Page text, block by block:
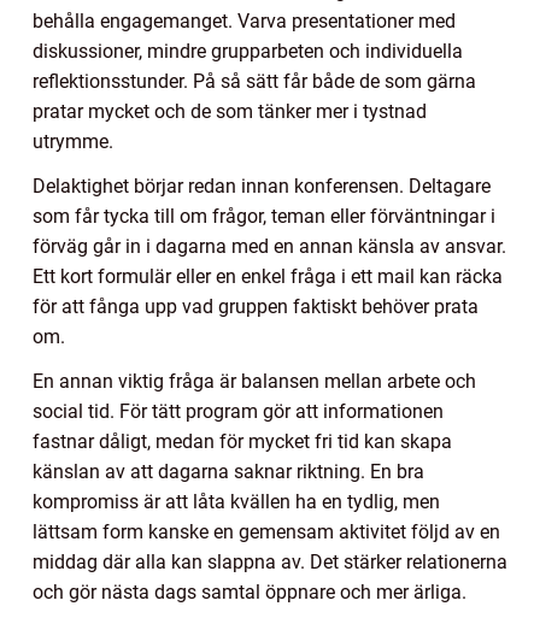
behålla engagemanget. Varva presentationer med
diskussioner, mindre grupparbeten och individuella
reflektionsstunder. På så sätt får både de som gärna
pratar mycket och de som tänker mer i tystnad
utrymme.
Delaktighet börjar redan innan konferensen. Deltagare
som får tycka till om frågor, teman eller förväntningar i
förväg går in i dagarna med en annan känsla av ansvar.
Ett kort formulär eller en enkel fråga i ett mail kan räcka
för att fånga upp vad gruppen faktiskt behöver prata
om.
En annan viktig fråga är balansen mellan arbete och
social tid. För tätt program gör att informationen
fastnar dåligt, medan för mycket fri tid kan skapa
känslan av att dagarna saknar riktning. En bra
kompromiss är att låta kvällen ha en tydlig, men
lättsam form kanske en gemensam aktivitet följd av en
middag där alla kan slappna av. Det stärker relationerna
och gör nästa dags samtal öppnare och mer ärliga.